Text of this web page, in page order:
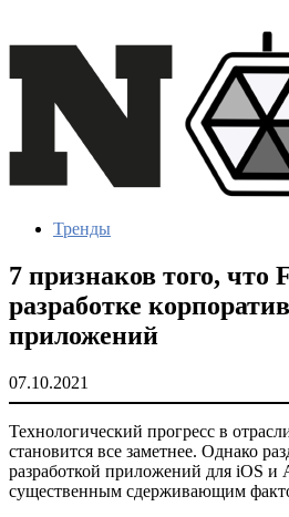
Тренды
7 признаков того, что
разработке
приложений
07.10.2021
Технологический прогресс в
становится все заметнее. Однако
разработкой приложений для iOS и
существенным сдерживающим